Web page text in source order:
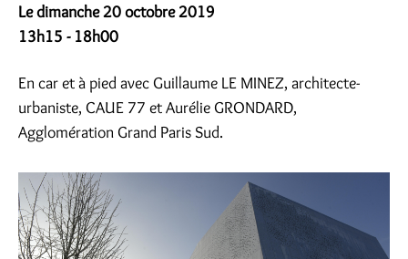
Le dimanche 20 octobre 2019
13h15 - 18h00
En car et à pied avec Guillaume LE MINEZ, architecte-
urbaniste, CAUE 77 et Aurélie GRONDARD,
Agglomération Grand Paris Sud.